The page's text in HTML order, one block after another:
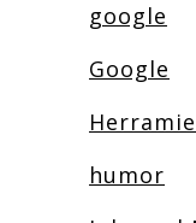
google
Google
humor